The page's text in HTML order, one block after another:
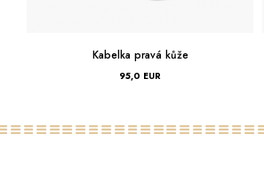
Kabelka pravá kůže